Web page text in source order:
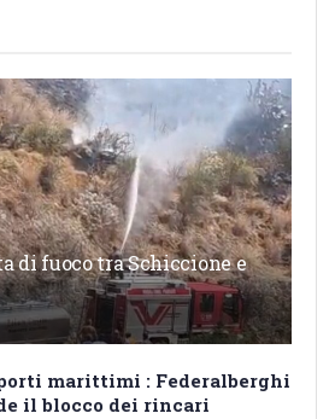
di fuoco tra Schiccione e
marittimi : Federalberghi
il blocco dei rincari